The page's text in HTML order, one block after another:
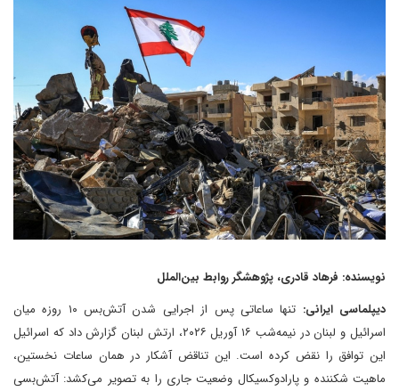
نویسنده: فرهاد قادری، پژوهشگر روابط بین‌الملل
دیپلماسی ایرانی:
تنها ساعاتی پس از اجرایی شدن آتش‌بس ۱۰ روزه میان
اسرائیل و لبنان در نیمه‌شب ۱۶ آوریل ۲۰۲۶، ارتش لبنان گزارش داد که اسرائیل
این توافق را نقض کرده است. این تناقض آشکار در همان ساعات نخستین،
ماهیت شکننده و پارادوکسیکال وضعیت جاری را به تصویر می‌کشد: آتش‌بسی